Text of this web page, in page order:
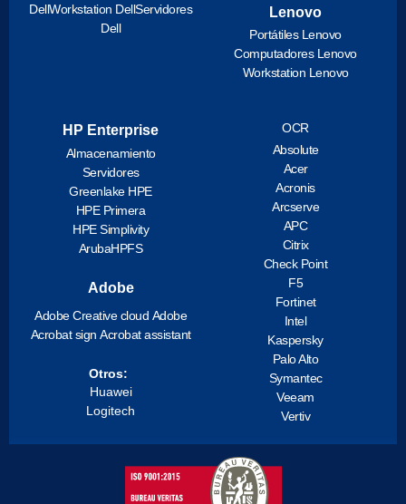
DellWorkstation DellServidores
Dell
Lenovo
Portátiles Lenovo
Computadores Lenovo
Workstation Lenovo
HP Enterprise
Almacenamiento
Servidores
Greenlake HPE
HPE Primera
HPE Simplivity
ArubaHPFS
Adobe
Adobe Creative cloud Adobe
Acrobat sign Acrobat assistant
Otros:
Huawei
Logitech
OCR
Absolute
Acer
Acronis
Arcserve
APC
Citrix
Check Point
F5
Fortinet
Intel
Kaspersky
Palo Alto
Symantec
Veeam
Vertiv